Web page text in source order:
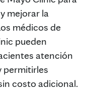
mejorar la
médicos de
pueden
atención
permitirles
costo adicional.